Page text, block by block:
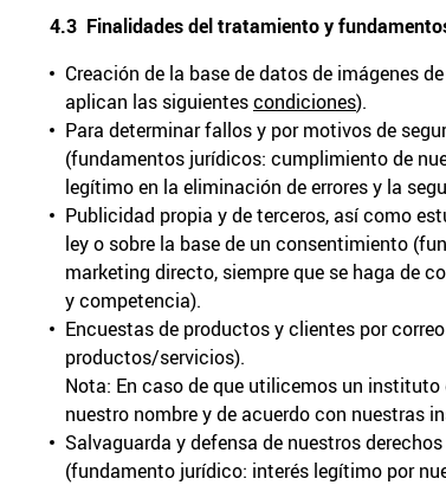
4.3 Finalidades del tratamiento y
Creación de la base de datos de imágenes
aplican las siguientescondiciones).
Para determinar fallos y por motivos de
(fundamentos jurídicos: cumplimiento de
legítimo en la eliminación de errores y la
Publicidad propia y de terceros, así como
ley o sobre la base de un consentimiento
marketing directo, siempre que se haga de
y competencia).
Encuestas de productos y clientes por
productos/servicios).
Nota: En caso de que utilicemos un
nuestro nombre y de acuerdo con nuestras
Salvaguarda y defensa de nuestros derechos
(fundamento jurídico: interés legítimo por